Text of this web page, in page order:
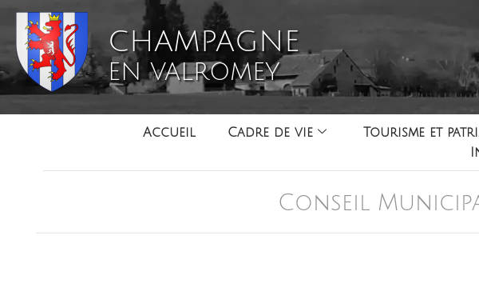
CHAMPAGNE
EN VALROMEY
Accueil Cadre de vie Tourisme et
Conseil